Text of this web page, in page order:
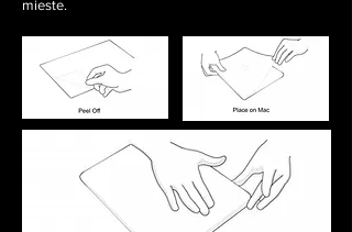
mieste.